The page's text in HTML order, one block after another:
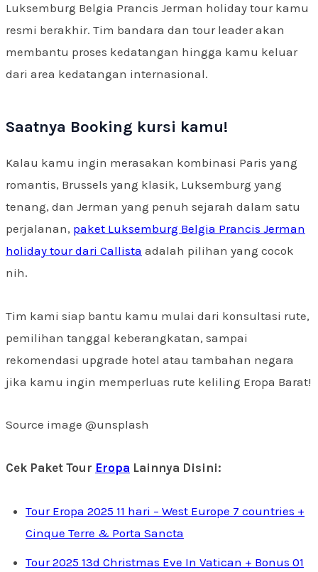
Luksemburg Belgia Prancis Jerman holiday tour kamu
resmi berakhir. Tim bandara dan tour leader akan
membantu proses kedatangan hingga kamu keluar
dari area kedatangan internasional.
Saatnya Booking kursi kamu!
Kalau kamu ingin merasakan kombinasi Paris yang
romantis, Brussels yang klasik, Luksemburg yang
tenang, dan Jerman yang penuh sejarah dalam satu
perjalanan, paket Luksemburg Belgia Prancis Jerman
holiday tour dari Callista adalah pilihan yang cocok
nih.
Tim kami siap bantu kamu mulai dari konsultasi rute,
pemilihan tanggal keberangkatan, sampai
rekomendasi upgrade hotel atau tambahan negara
jika kamu ingin memperluas rute keliling Eropa Barat!
Source image @unsplash
Cek Paket Tour Eropa Lainnya Disini:
Tour Eropa 2025 11 hari – West Europe 7 countries +
Cinque Terre & Porta Sancta
Tour 2025 13d Christmas Eve In Vatican + Bonus 01